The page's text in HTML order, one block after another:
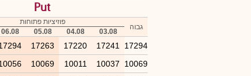
Put
גבוה
פוזיציות פתוחות
03.08
04.08
05.08
06.08
17294
17241
17220
17263
10069
10037
10011
10069